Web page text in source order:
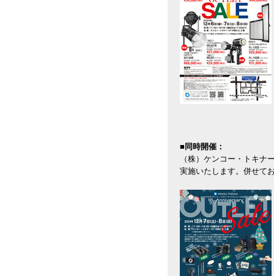
■同時開催：
（株）ケンコー・トキ
実施いたします。併せて